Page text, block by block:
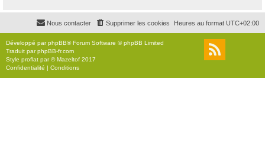
r
c
r
Heures au format UTC+02:00
Supprimer les cookies
Nous contacter
Développé parphpBB® Forum Software © phpBB Limited
Traduit parphpBB-fr.com
Style proflat par ©Mazeltof 2017
Confidentialité | Conditions